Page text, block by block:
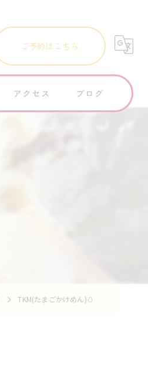
ご予約はこちら
アクセス ブログ
TKM(たまごかけめん)🥚